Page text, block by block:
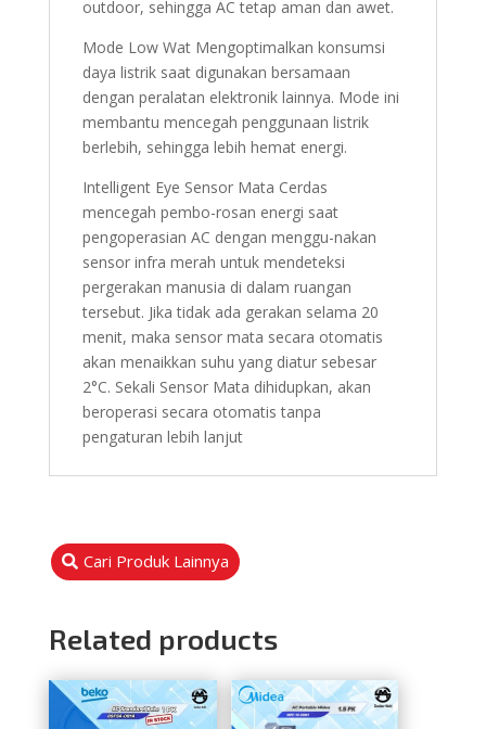
outdoor, sehingga AC tetap aman dan awet.
Mode Low Wat Mengoptimalkan konsumsi
daya listrik saat digunakan bersamaan
dengan peralatan elektronik lainnya. Mode ini
membantu mencegah penggunaan listrik
berlebih, sehingga lebih hemat energi.
Intelligent Eye Sensor Mata Cerdas
mencegah pembo-rosan energi saat
pengoperasian AC dengan menggu-nakan
sensor infra merah untuk mendeteksi
pergerakan manusia di dalam ruangan
tersebut. Jika tidak ada gerakan selama 20
menit, maka sensor mata secara otomatis
akan menaikkan suhu yang diatur sebesar
2°C. Sekali Sensor Mata dihidupkan, akan
beroperasi secara otomatis tanpa
pengaturan lebih lanjut
Cari Produk Lainnya
Related products